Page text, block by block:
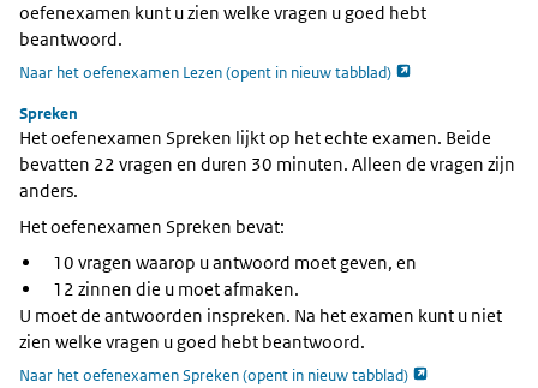
oefenexamen kunt u zien welke vragen u goed hebt
beantwoord.
Naar het oefenexamen Lezen (opent in nieuw tabblad) opent externe
Spreken
Het oefenexamen Spreken lijkt op het echte examen. Beide
bevatten 22 vragen en duren 30 minuten. Alleen de vragen zijn
anders.
Het oefenexamen Spreken bevat:
10 vragen waarop u antwoord moet geven, en
12 zinnen die u moet afmaken.
U moet de antwoorden inspreken. Na het examen kunt u niet
zien welke vragen u goed hebt beantwoord.
Naar het oefenexamen Spreken (opent in nieuw tabblad) opent externe